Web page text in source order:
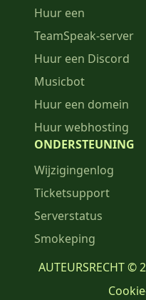
Huur een
TeamSpeak-server
Huur een Discord
Musicbot
Huur een domein
Huur webhosting
ONDERSTEUNING
Wijzigingenlog
Ticketsupport
Serverstatus
Smokeping
AUTEURSRECHT ©